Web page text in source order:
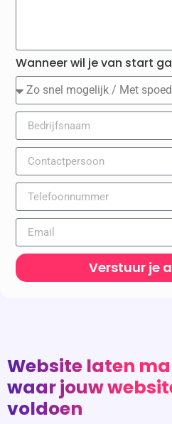
Wanneer wil je van start
Verstuur je
Website laten
waar jouw
voldoen